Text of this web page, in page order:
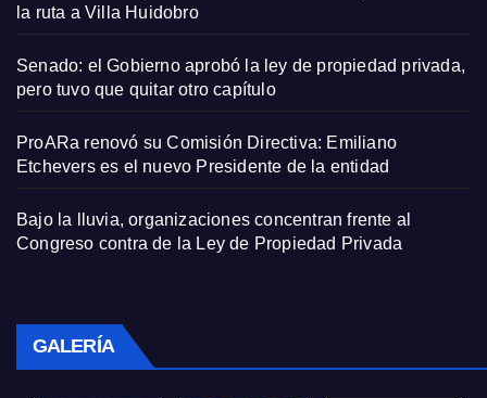
la ruta a Villa Huidobro
Senado: el Gobierno aprobó la ley de propiedad privada,
pero tuvo que quitar otro capítulo
ProARa renovó su Comisión Directiva: Emiliano
Etchevers es el nuevo Presidente de la entidad
Bajo la lluvia, organizaciones concentran frente al
Congreso contra de la Ley de Propiedad Privada
GALERÍA